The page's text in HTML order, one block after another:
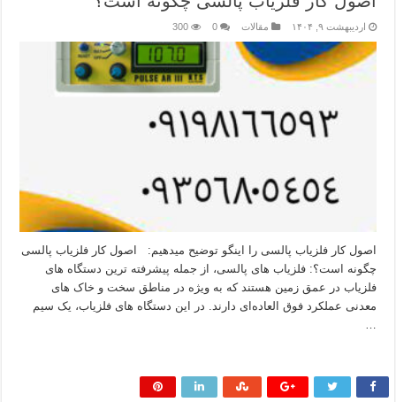
اردیبهشت ۹, ۱۴۰۴ مقالات 0
300
اصول کار فلزیاب پالسی را اینگو توضیح میدهیم: اصول کار فلزیاب پالسی
چگونه است؟: فلزیاب‌ های پالسی، از جمله پیشرفته‌ ترین دستگاه های
فلزیاب در عمق زمین هستند که به‌ ویژه در مناطق سخت و خاک‌ های
معدنی عملکرد فوق‌ العاده‌ای دارند. در این دستگاه های فلزیاب، یک سیم‌
…